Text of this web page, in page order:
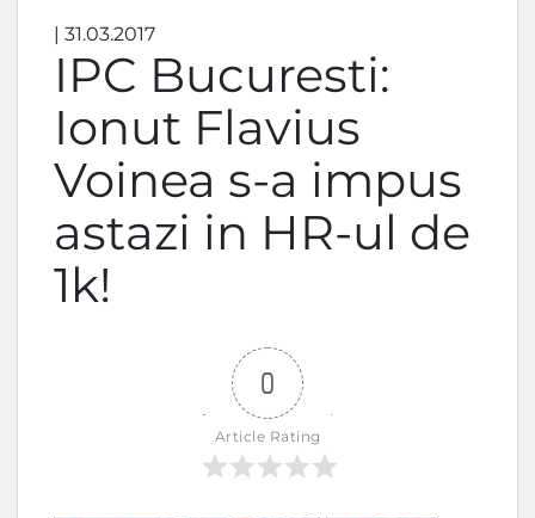
| 31.03.2017
IPC Bucuresti:
Ionut Flavius
Voinea s-a impus
astazi in HR-ul de
1k!
0
Article Rating